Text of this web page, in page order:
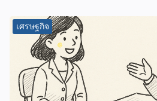
เศรษฐกิจ